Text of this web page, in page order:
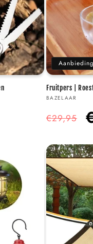
Aanbieding
Fruitpers |
Verkoper:
BAZELAAR
prijs
€29,95